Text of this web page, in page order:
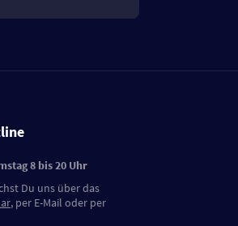
8 bis 20 Uhr
Du uns über das
, per E-Mail oder per